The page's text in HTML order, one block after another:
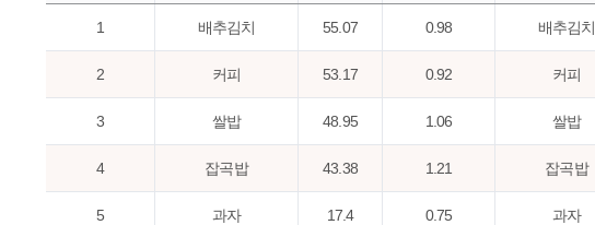
1 배추김치 55.07 0.98 배추김치
2 커피 53.17 0.92 커피
3 쌀밥 48.95 1.06 쌀밥
4 잡곡밥 43.38 1.21 잡곡밥
5 과자 17.4 0.75 과자